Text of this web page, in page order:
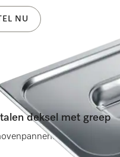
NU
deksel met greep